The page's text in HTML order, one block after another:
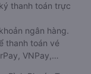
thanh toán trực
ngân hàng.
thanh toán vé
VNPay,…